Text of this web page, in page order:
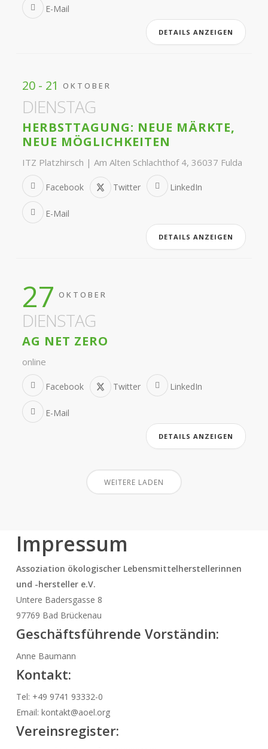
E-Mail
DETAILS ANZEIGEN
20 - 21 OKTOBER
DIENSTAG
HERBSTTAGUNG: NEUE MÄRKTE,
NEUE MÖGLICHKEITEN
ITZ Platzhirsch | Am Alten Schlachthof 4, 36037 Fulda
Facebook Twitter LinkedIn
E-Mail
DETAILS ANZEIGEN
27 OKTOBER
DIENSTAG
AG NET ZERO
online
Facebook Twitter LinkedIn
E-Mail
DETAILS ANZEIGEN
WEITERE LADEN
Impressum
Assoziation ökologischer Lebensmittelherstellerinnen
und -hersteller e.V.
Untere Badersgasse 8
97769 Bad Brückenau
Geschäftsführende Vorständin:
Anne Baumann
Kontakt:
Tel: +49 9741 93332-0
Email: kontakt@aoel.org
Vereinsregister: